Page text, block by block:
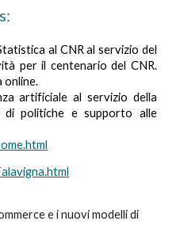
al CNR al servizio del
per il centenario del CNR.
online.
artificiale al servizio della
di politiche e supporto alle
e i nuovi modelli di